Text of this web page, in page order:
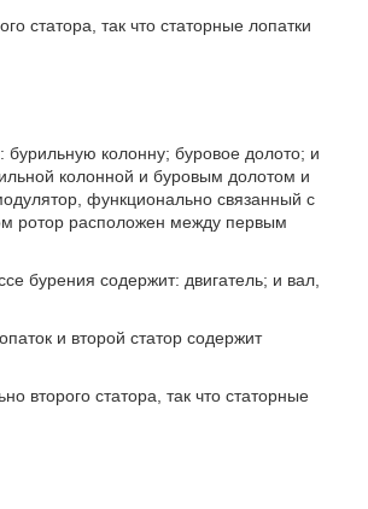
статора, так что статорные лопатки
колонну; буровое долото; и
колонной и буровым долотом и
функционально связанный с
ротор расположен между первым
бурения содержит: двигатель; и вал,
и второй статор содержит
второго статора, так что статорные